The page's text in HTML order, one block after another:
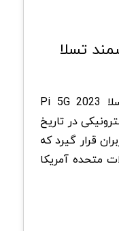
تسلا
در رابطه با گوشی هوشمند تسلا Pi 5G 2023
در تاریخ
کاربران قرار گیرد که
متحده آمریکا